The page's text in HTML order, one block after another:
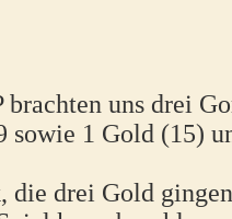
uns drei
sowie 1 Gold (15)
die drei Gold